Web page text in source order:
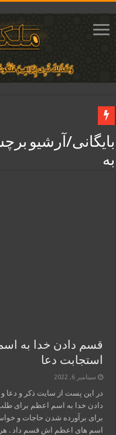
دعای مجرب برای فروش سریع
دعای ایجاد عشق و محبت آتشین
بایگانی/آرشیو
به
قسم دادن خدا به
استجابت دعا
سپتامبر 6, 2022
دادن خدا به اسم اعظم برای
برای برآورده شدن حاجات و
اسم های اعظم اش قسم داد .